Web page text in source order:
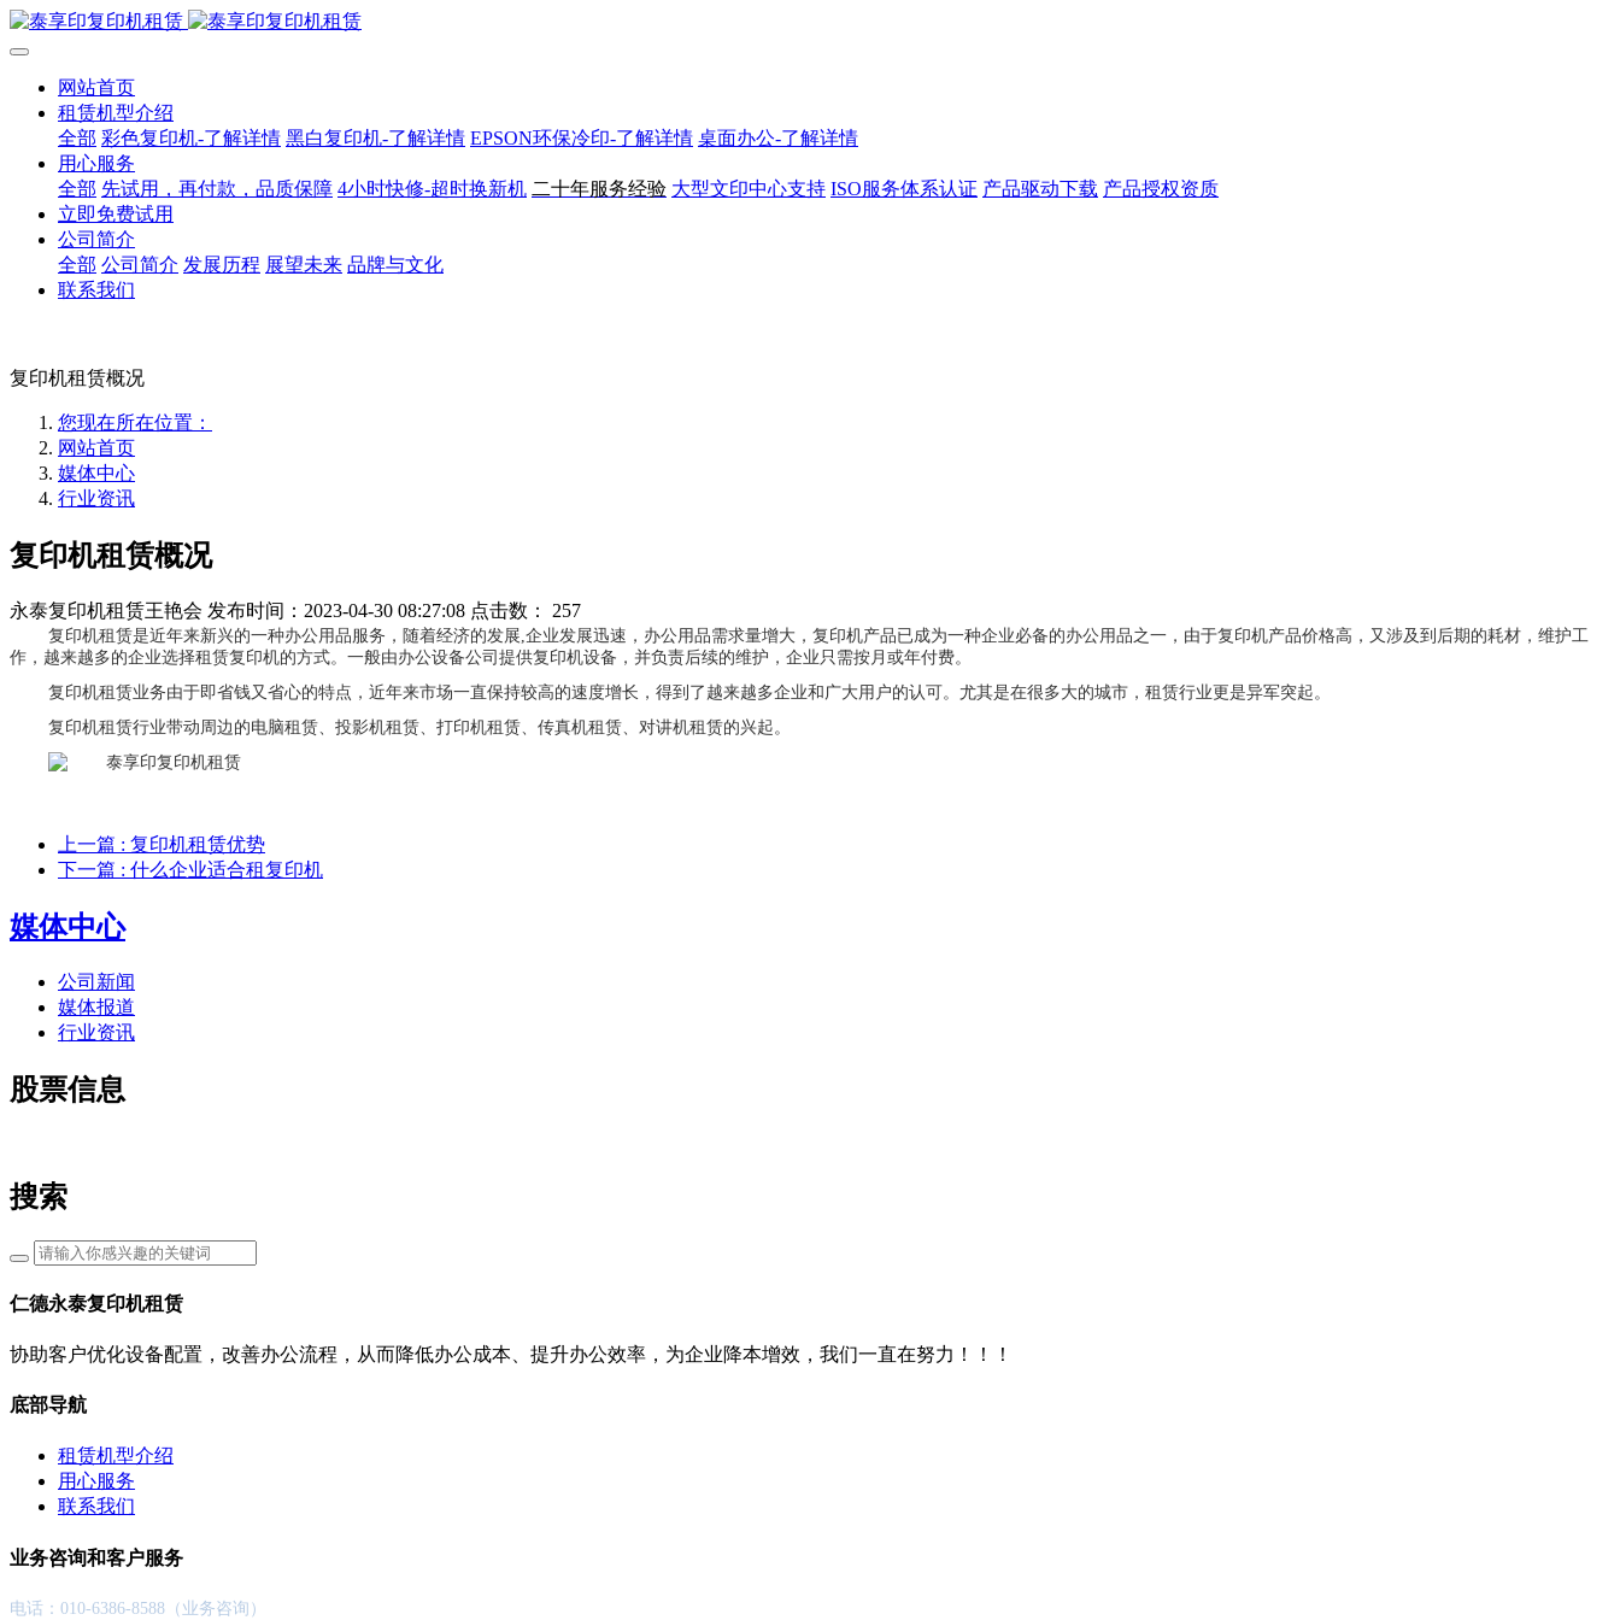
网站首页
租赁机型介绍
全部 彩色复印机-了解详情 黑白复印机-了解详情 EPSON环保冷印-了解详情 桌面办公-了解详情
用心服务
全部 先试用，再付款，品质保障 4小时快修-超时换新机 二十年服务经验 大型文印中心支持 ISO服务体系认证 产品驱动下载 产品授权资质
立即免费试用
公司简介
全部 公司简介 发展历程 展望未来 品牌与文化
联系我们
复印机租赁概况
您现在所在位置：
网站首页
媒体中心
行业资讯
复印机租赁概况
永泰复印机租赁王艳会 发布时间：2023-04-30 08:27:08 点击数： 257
复印机租赁是近年来新兴的一种办公用品服务，随着经济的发展 ,企业发展迅速，办公用品需求量增大，复印机产品已成为一种企业必备的办公用品之一，由于复印机产品价格高，又涉及到后期的耗材 ，维护工
作，越来越多的企业选择租赁复印机的方式。一般由办公设备公司提供复印机设备，并负责后续的维护，企业只需按月或年付费。
复印机租赁业务由于即省钱又省心的特点，近年来市场一直保持较高的速度增长，得到了越来越多企业和广大用户的认可。尤其是在很多大的城市，租赁行业更是异军突起。
复印机租赁行业带动周边的电脑租赁、投影机租赁、打印机租赁、传真机租赁、对讲机租赁的兴起。
上一篇 : 复印机租赁优势
下一篇 : 什么企业适合租复印机
媒体中心
公司新闻
媒体报道
行业资讯
股票信息
搜索
仁德永泰复印机租赁
协助客户优化设备配置，改善办公流程，从而降低办公成本、提升办公效率，为企业降本增效，我们一直在努力！！！
底部导航
租赁机型介绍
用心服务
联系我们
业务咨询和客户服务
电话：010-6386-8588（业务咨询）